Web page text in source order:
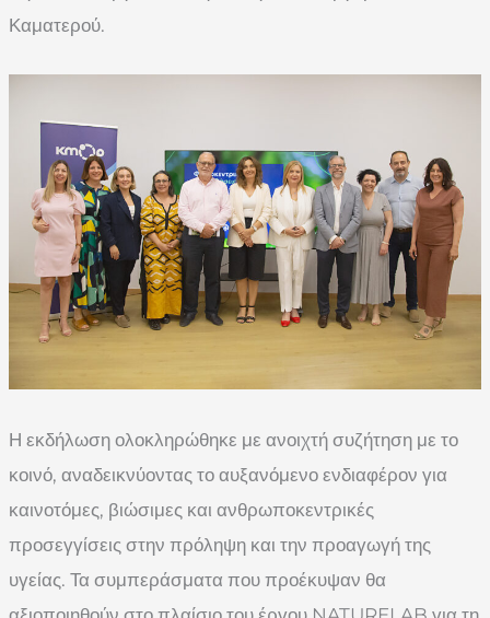
Καματερού.
Η εκδήλωση ολοκληρώθηκε με ανοιχτή συζήτηση με το
κοινό, αναδεικνύοντας το αυξανόμενο ενδιαφέρον για
καινοτόμες, βιώσιμες και ανθρωποκεντρικές
προσεγγίσεις στην πρόληψη και την προαγωγή της
υγείας. Τα συμπεράσματα που προέκυψαν θα